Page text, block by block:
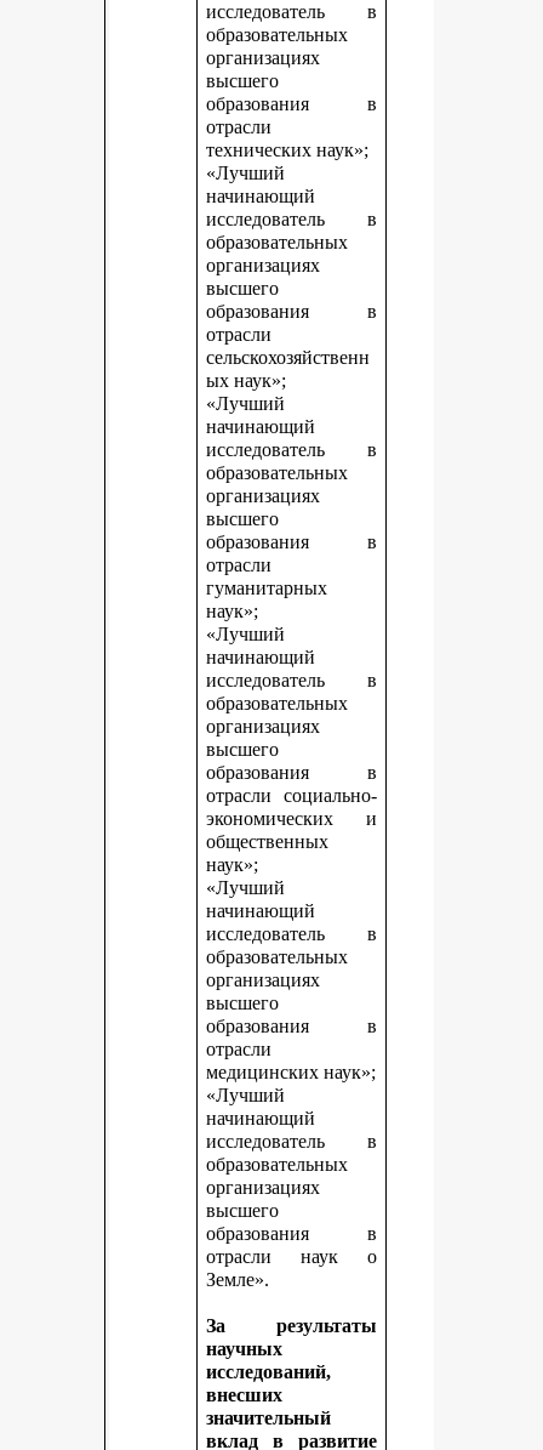
исследователь в
образовательных
организациях
высшего
образования в
отрасли
технических наук»;
«Лучший
начинающий
исследователь в
образовательных
организациях
высшего
образования в
отрасли
сельскохозяйственн
ых наук»;
«Лучший
начинающий
исследователь в
образовательных
организациях
высшего
образования в
отрасли
гуманитарных
наук»;
«Лучший
начинающий
исследователь в
образовательных
организациях
высшего
образования в
отрасли социально-
экономических и
общественных
наук»;
«Лучший
начинающий
исследователь в
образовательных
организациях
высшего
образования в
отрасли
медицинских наук»;
«Лучший
начинающий
исследователь в
образовательных
организациях
высшего
образования в
отрасли наук о
Земле».
За результаты
научных
исследований,
внесших
значительный
вклад в развитие